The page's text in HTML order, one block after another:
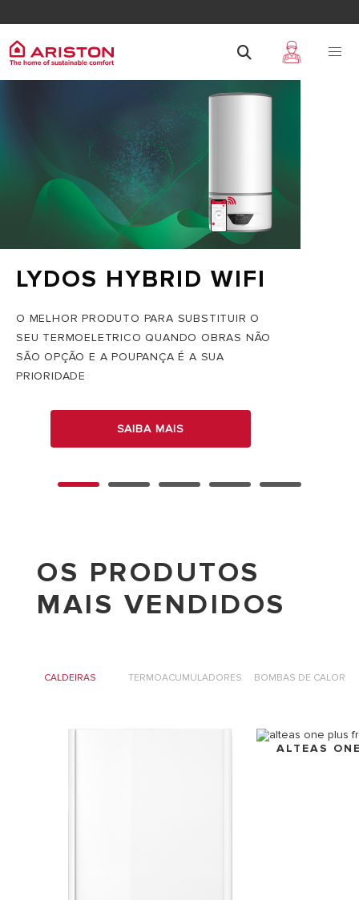
LYDOS HYBRID WIFI
O MELHOR PRODUTO PARA SUBSTITUIR O
SEU TERMOELETRICO QUANDO OBRAS NÃO
SÃO OPÇÃO E A POUPANÇA É A SUA
PRIORIDADE
SAIBA MAIS
OS PRODUTOS
MAIS VENDIDOS
CALDEIRAS TERMOACUMULADORES BOMBAS DE CALOR
ALTEAS